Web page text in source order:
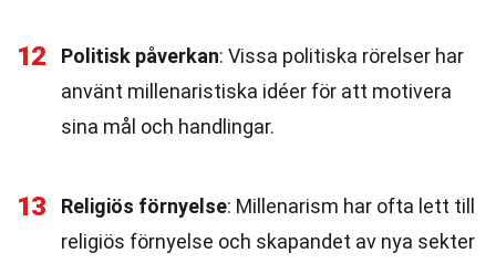
12 Politisk påverkan: Vissa politiska rörelser har
använt millenaristiska idéer för att motivera
sina mål och handlingar.
13 Religiös förnyelse: Millenarism har ofta lett till
religiös förnyelse och skapandet av nya sekter